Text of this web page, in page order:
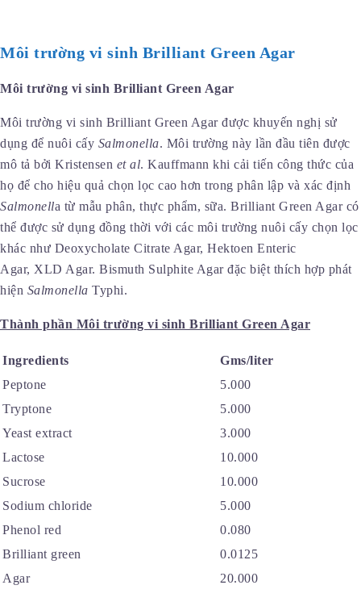
Môi trường vi sinh Brilliant Green Agar
Môi trường vi sinh Brilliant Green Agar
Môi trường vi sinh Brilliant Green Agar được khuyến nghị sử
dụng để nuôi cấy Salmonella. Môi trường này lần đầu tiên được
mô tả bởi Kristensen et al. Kauffmann khi cải tiến công thức của
họ để cho hiệu quả chọn lọc cao hơn trong phân lập và xác định
Salmonella từ mẫu phân, thực phẩm, sữa. Brilliant Green Agar có
thể được sử dụng đồng thời với các môi trường nuôi cấy chọn lọc
khác như Deoxycholate Citrate Agar, Hektoen Enteric
Agar, XLD Agar. Bismuth Sulphite Agar đặc biệt thích hợp phát
hiện Salmonella Typhi.
Thành phần Môi trường vi sinh Brilliant Green Agar
Ingredients
Gms/liter
Peptone
5.000
Tryptone
5.000
Yeast extract
3.000
Lactose
10.000
Sucrose
10.000
Sodium chloride
5.000
Phenol red
0.080
Brilliant green
0.0125
Agar
20.000